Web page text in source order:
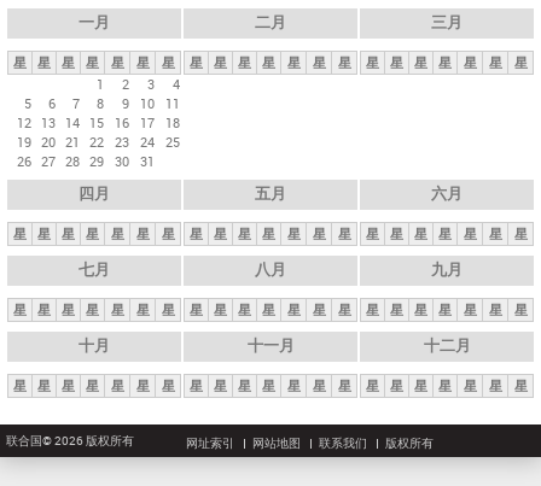
一月
星 星 星 星 星 星
星
1
2 3
4
5
6 7 8 9 10
11
12 13 14 15 16 17
18
19 20 21 22 23 24 25
26 27 28 29 30 31
二月
星 星 星 星 星 星 星
三月
星 星 星 星 星 星 星
四月
星 星 星 星 星 星 星
五月
星 星 星 星 星 星 星
六月
星 星 星 星 星 星 星
七月
星 星 星 星 星 星 星
八月
星 星 星 星 星 星 星
九月
星 星 星 星 星 星 星
十月
星 星 星 星 星 星 星
十一月
星 星 星 星 星 星 星
十二月
星 星 星 星 星 星 星
联合国© 2026 版权所有 网址索引 网站地图 联系我们 版权所有